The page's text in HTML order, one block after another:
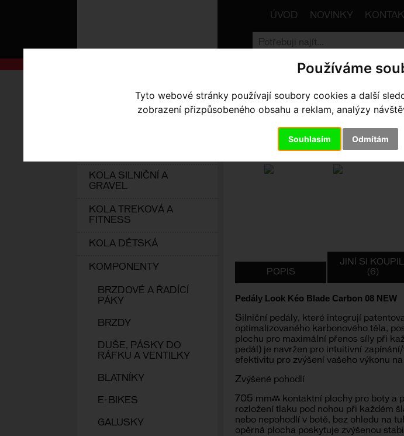
Používáme
Tyto webové stránky používají soubory cookies a další
zobrazení přizpůsobeného obsahu a reklam, analýzy
Souhlasím Odmítám
ÚVOD NOVINKY
KOLA S-WORKS
KOLA SILNIČNÍ A
GRAVEL
KOLA TREKOVÁ A
FITNESS
KOLA DĚTSKÁ
KOMPONENTY
BRZDOVÉ A ŘADÍCÍ
PÁKY
BRZDY
DUŠE, PÁSKY DO
RÁFKU A VENTILKY
BLATNÍKY
E-BIKES
GALUSKY
PEDÁLY LOOK
POPIS
JINÍ SI KOUPILI
(6)
Pedály Look Kéo Blade Carbon 08 NEW
Silniční pedály, které integrují
optimalizovaného karbonového těla,
plochu pro maximální přenos síly při
pedál) je navržen pro intuitivní
efektivitu pro zvýšení vašeho výkonu
Zvýšené pohodlí
705 mm² kontaktní plochy pro boty a
rozložení tlaku pod nohou při každém
nebo nepohodlí v botě, bez ohledu na
opěrná plocha poskytuje zvýšenou